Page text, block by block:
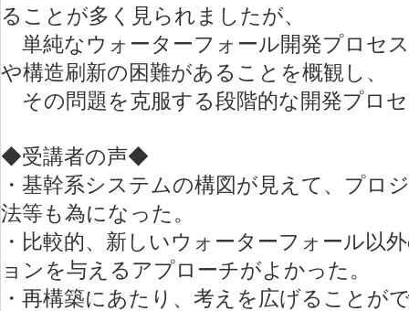
ることが多く見られましたが、
単純なウォーターフォール開発プロセ
や構造刷新の困難があることを概観し、
その問題を克服する段階的な開発プロ
◆受講者の声◆
・基幹系システムの構図が見えて、プロ
法等も為になった。
・比較的、新しいウォーターフォール以
ョンを与えるアプローチがよかった。
・再構築にあたり、考えを広げることが